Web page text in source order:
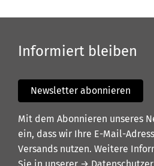
Informiert bleiben
Newsletter abonnieren
Mit dem Abonnieren unseres
ein, dass wir Ihre E-Mail-
Versands nutzen. Weitere